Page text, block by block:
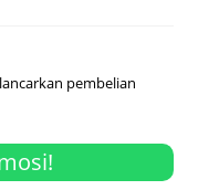
pembelian